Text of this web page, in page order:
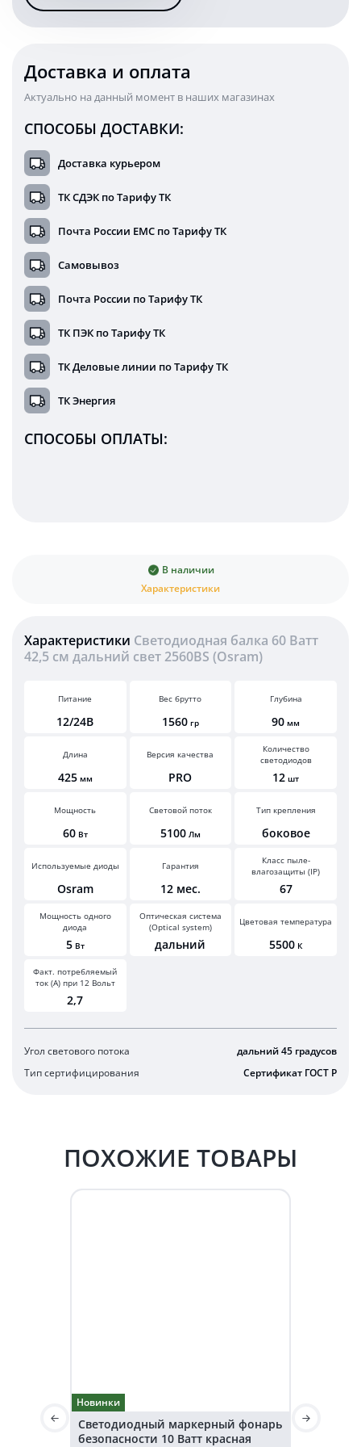
дальний
свет
Доставка и оплата
Актуально на данный момент в наших магазинах
СПОСОБЫ ДОСТАВКИ:
Доставка курьером
ТК СДЭК по Тарифу ТК
Почта России ЕМС по Тарифу ТК
Самовывоз
Почта России по Тарифу ТК
ТК ПЭК по Тарифу ТК
ТК Деловые линии по Тарифу ТК
ТК Энергия
СПОСОБЫ ОПЛАТЫ:
Характеристики
В наличии
Характеристики Светодиодная балка 60 Ватт
42,5 см дальний свет 2560BS (Osram)
Питание
12/24В
Вес брутто
1560 гр
Глубина
90 мм
Длина
425 мм
Версия качества
PRO
Количество
светодиодов
12 шт
Мощность
60 Вт
Световой поток
5100 Лм
Тип крепления
боковое
Используемые диоды
Osram
Гарантия
12 мес.
Класс пыле-
влагозащиты (IP)
67
Мощность одного
диода
5 Вт
Оптическая система
(Optical system)
дальний
Цветовая температура
5500 К
Факт. потребляемый
ток (А) при 12 Вольт
2,7
Угол светового потока
дальний 45 градусов
Тип сертифицирования
Сертификат ГОСТ Р
ПОХОЖИЕ ТОВАРЫ
Новинки
Светодиодный маркерный фонарь
безопасности 10 Ватт красная